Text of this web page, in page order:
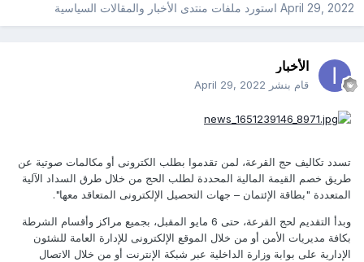
April 29, 2022استورد ملفات منتدى الأخبار والمقالات السياسية
الأخبار
قام بنشر April 29, 2022
تسدد تكاليف حج القرعة، لمن تقدموا بطلب الكترونى أو مكالمات صوتية عن
طريق خصم القيمة المالية المحددة لطلب الحج من خلال طرق السداد الآلية
المتعددة "بطاقة الإئتمان – جهات التحصيل الإلكترونى المتعاقد معها".
وبدأ التقديم لحج القرعة، حتى 6 مايو المقبل، بجميع مراكز وأقسام الشرطة
بكافة مديريات الأمن أو من خلال الموقع الإلكترونى للإدارة العامة للشئون
الإدارية على بوابة وزارة الداخلية عبر شبكة الإنترنت أو من خلال الاتصال